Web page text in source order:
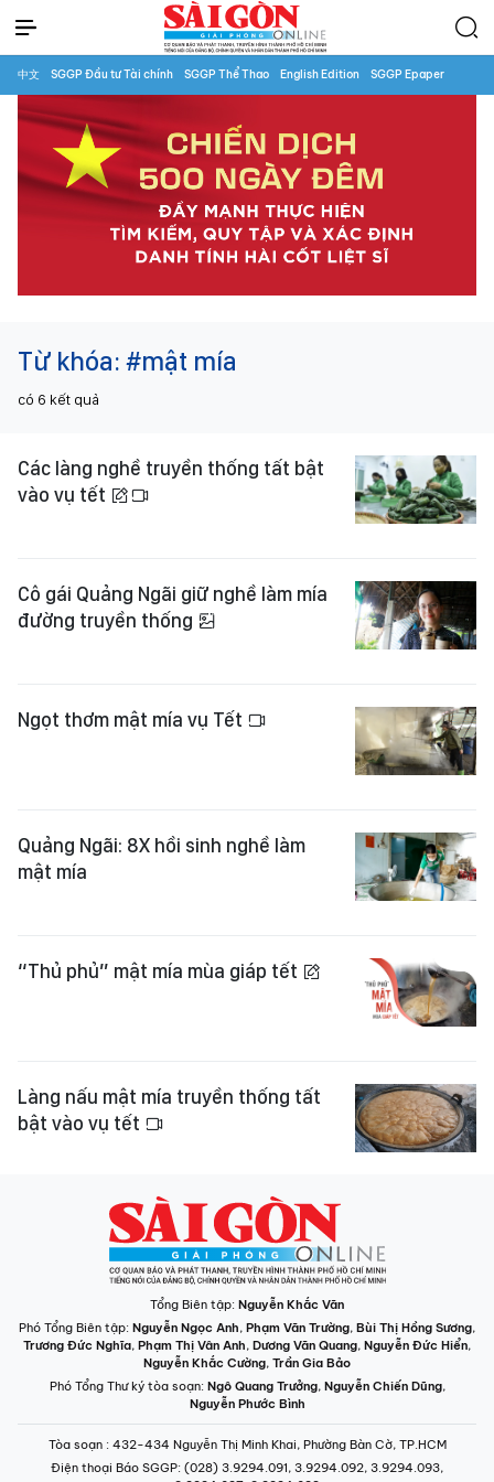
中文 SGGP Đầu tư Tài chính SGGP Thể Thao English Edition SGGP Epaper
Từ khóa: #mật mía
có 6 kết quả
Các làng nghề truyền thống tất bật
vào vụ tết
Cô gái Quảng Ngãi giữ nghề làm mía
đường truyền thống
Ngọt thơm mật mía vụ Tết
Quảng Ngãi: 8X hồi sinh nghề làm
mật mía
“Thủ phủ” mật mía mùa giáp tết
Làng nấu mật mía truyền thống tất
bật vào vụ tết
Tổng Biên tập: Nguyễn Khắc Văn
Phó Tổng Biên tập: Nguyễn Ngọc Anh, Phạm Văn Trường, Bùi Thị Hồng Sương,
Trương Đức Nghĩa, Phạm Thị Vân Anh, Dương Văn Quang, Nguyễn Đức Hiển,
Nguyễn Khắc Cường, Trần Gia Bảo
Phó Tổng Thư ký tòa soạn: Ngô Quang Trưởng, Nguyễn Chiến Dũng,
Nguyễn Phước Bình
Tòa soạn : 432-434 Nguyễn Thị Minh Khai, Phường Bàn Cờ, TP.HCM
Điện thoại Báo SGGP: (028) 3.9294.091, 3.9294.092, 3.9294.093,